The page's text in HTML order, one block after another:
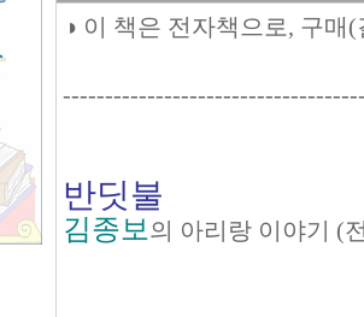
◑ 이 책은 전자책으로, 구매
반딧불
김종보 의 아리랑 이야기 (